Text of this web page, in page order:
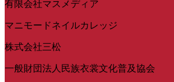
有限会社マスメディア
マニモードネイルカレッジ
株式会社三松
一般財団法人民族衣裳文化普及協会